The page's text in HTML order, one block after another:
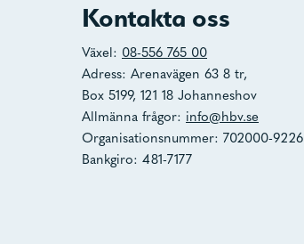
Kontakta oss
Växel: 08-556 765 00
Adress: Arenavägen 63 8 tr,
Box 5199, 121 18 Johanneshov
Allmänna frågor: info@hbv.se
Organisationsnummer: 702000-9226
Bankgiro: 481-7177